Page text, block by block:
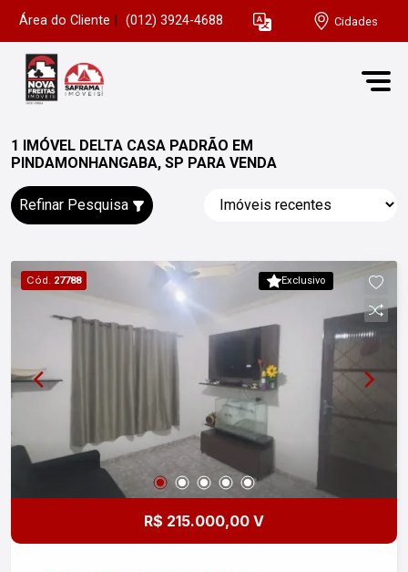
Área do Cliente (012) 3924-4688 Cidades
1 IMÓVEL DELTA CASA PADRÃO EM
PINDAMONHANGABA, SP PARA VENDA
Refinar Pesquisa
Exclusivo
Cód. 27788
R$ 215.000,00 V